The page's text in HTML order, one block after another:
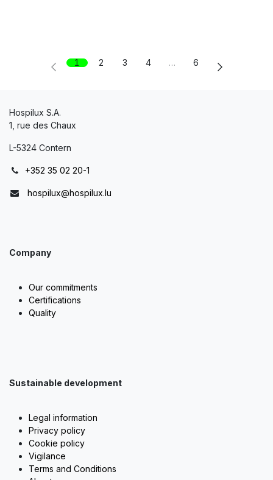
1 2 3 4 … 6
Hospilux S.A.
1, rue des Chaux
L-5324 Contern
+352 35 02 20-1
hospilux@hospilux.lu
Company
Our commitments
Certifications
Quality
Sustainable development
Legal information
Privacy policy
Cookie policy
Vigilance
Terms and Conditions